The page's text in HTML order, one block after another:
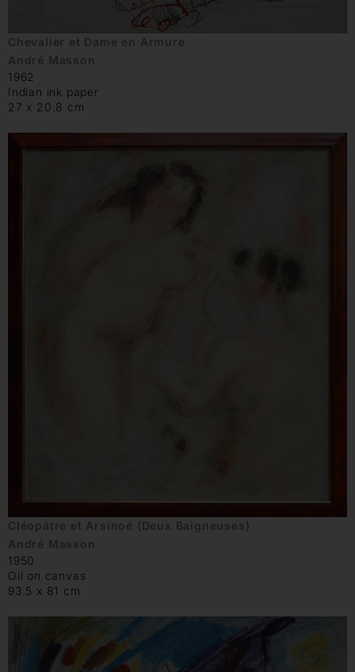
Chevalier et Dame en Armure
André Masson
1962
Indian ink paper
27 x 20.8 cm
Cléopâtre et Arsinoé (Deux Baigneuses)
André Masson
1950
Oil on canvas
93.5 x 81 cm